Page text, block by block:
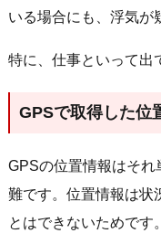
いる場合にも、浮気が
特に、仕事といって出
GPSで取得した位
GPSの位置情報はそれ
難です。位置情報は状
とはできないためです。